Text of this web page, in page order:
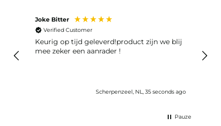
Joke Bitter
Verified Customer
Keurig op tijd geleverd!product zijn we blij
mee zeker een aanrader !
Scherpenzeel, NL, 35 seconds ago
Pauze